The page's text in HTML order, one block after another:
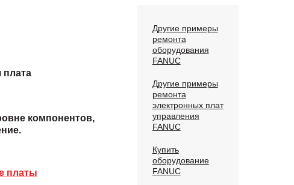
плата
компонентов,
платы
Другие примеры
ремонта
оборудования
FANUC
Другие примеры
ремонта
электронных плат
управления
FANUC
Купить
оборудование
FANUC